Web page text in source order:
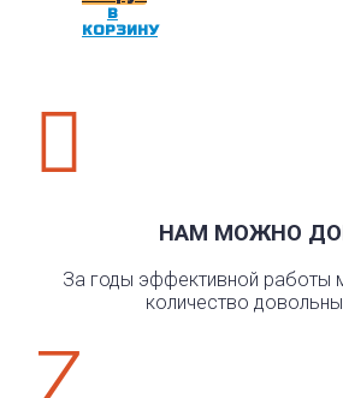
В
КОРЗИНУ

НАМ МОЖНО
За годы эффективной работы
количество